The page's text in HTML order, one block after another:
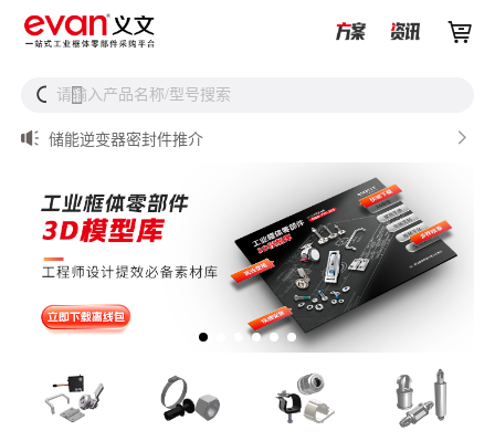

 
请输入产品名称/型号搜索
从液冷接头到松不脱螺钉，义文一站式服务器液冷零部件
解决方案
储能逆变器密封件推介 
UQD vs UQDB怎么选？数据中心液冷接头选型（含OCP标
准对比）